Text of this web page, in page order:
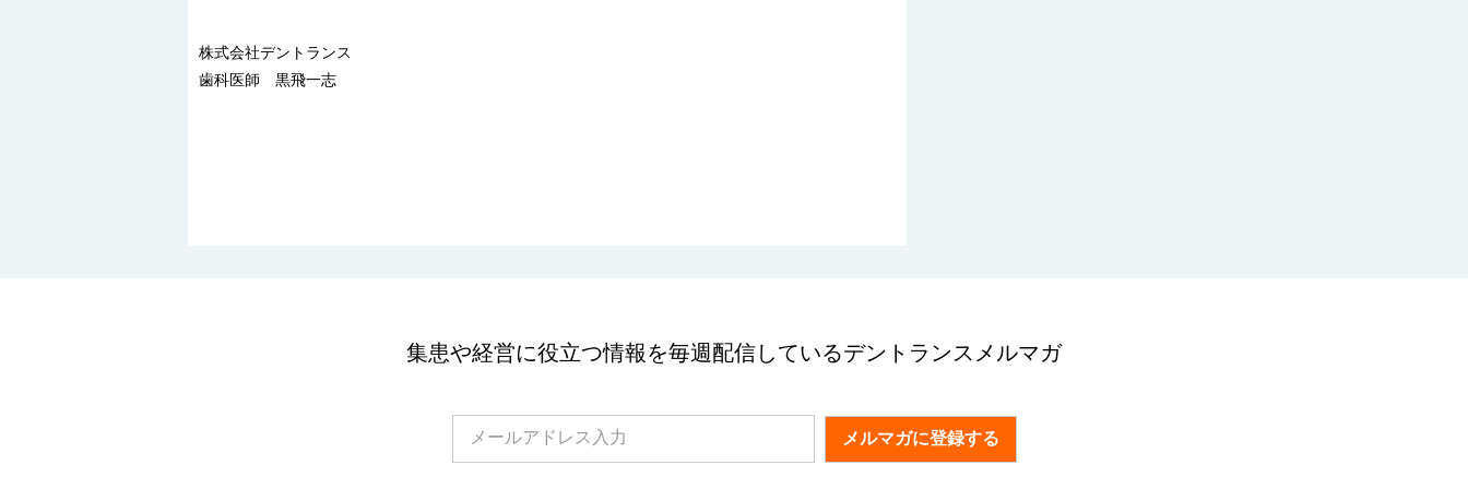
株式会社デントランス
歯科医師 黒飛一志
集患や経営に役立つ情報を毎週配信しているデントランスメルマガ
メルマガに登録する